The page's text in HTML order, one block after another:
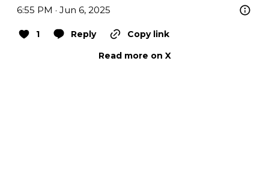
6:55 PM · Jun 6, 2025
1 Reply
Copy link
Read more on X